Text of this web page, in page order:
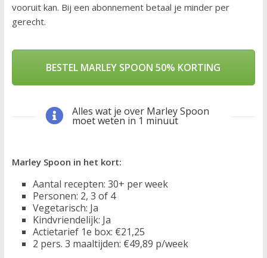
vooruit kan. Bij een abonnement betaal je minder per
gerecht.
BESTEL MARLEY SPOON 50% KORTING
Alles wat je over Marley Spoon
moet weten in 1 minuut
Marley Spoon in het kort:
Aantal recepten: 30+ per week
Personen: 2, 3 of 4
Vegetarisch: Ja
Kindvriendelijk: Ja
Actietarief 1e box: €21,25
2 pers. 3 maaltijden: €49,89 p/week